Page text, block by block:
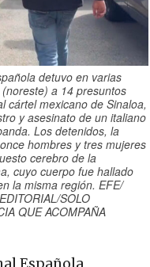
detuvo en varias
a 14 presuntos
cártel mexicano de Sinaloa,
y asesinato de un italiano
Los detenidos, la
hombres y tres mujeres
cerebro de la
cuyo cuerpo fue hallado
la misma región. EFE/
SOLO
QUE ACOMPAÑA